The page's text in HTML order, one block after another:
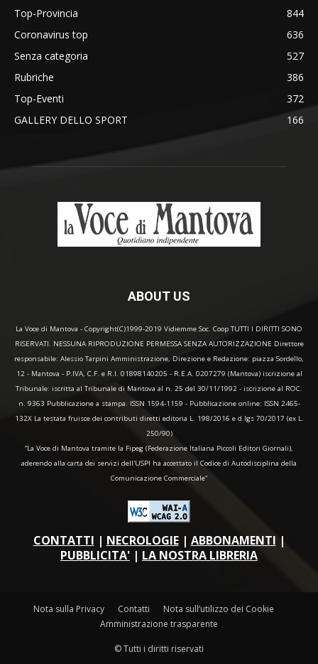
Top-Provincia
844
Coronavirus top
636
Senza categoria
527
Rubriche
386
Top-Eventi
372
GALLERY DELLO SPORT
166
ABOUT US
La Voce di Mantova - Copyright(C)1999-2019 Vidiemme Soc. Coop TUTTI I DIRITTI SONO
RISERVATI. NESSUNA RIPRODUZIONE PERMESSA SENZA AUTORIZZAZIONE Direttore
responsabile: Alessio Tarpini Amministrazione, Direzione e Redazione: piazza Sordello,
12 - Mantova - P.IVA, C.F. e R.I. 01898140205 - R.E.A. 0207279 (Mantova) iscrizione al
Tribunale: iscritta al Tribunale di Mantova al n. 25 del 30/11/1992 - iscrizione al ROC:
n. 9363 Pubblicazione a stampa: ISSN 1594-1159 - Pubblicazione online: ISSN 2465-
132X La testata fruisce dei contributi diretti editoria L. 198/2016 e d.lgs 70/2017 (ex L.
250/90)
“La Voce di Mantova tramite la Fipeg (Federazione Italiana Piccoli Editori Giornali),
aderendo alla carta dei servizi dell'USPI ha accettato il Codice di Autodisciplina della
Comunicazione Commerciale"
CONTATTI | NECROLOGIE| ABBONAMENTI |
PUBBLICITA' | LA NOSTRA LIBRERIA
Nota sulla Privacy Contatti
Nota sull’utilizzo dei Cookie
Amministrazione trasparente
© Tutti i diritti riservati